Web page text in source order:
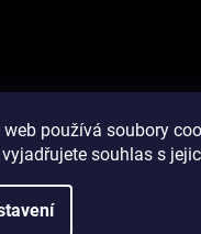
web používá soubory
souhlas s